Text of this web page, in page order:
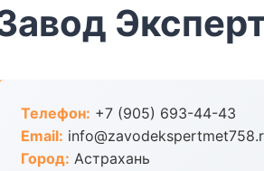
Телефон: +7 (905) 693-44-43
Email:
Город: Астрахань